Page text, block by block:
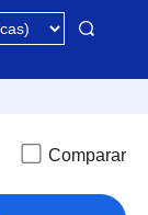
Comparar